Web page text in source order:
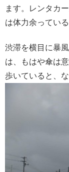
ます。レンタカ
は体力余ってい
渋滞を横目に暴
は、もはや傘は
歩いていると、